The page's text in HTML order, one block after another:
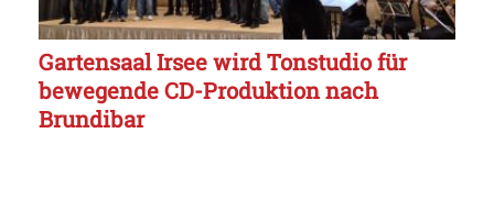
Gartensaal Irsee wird Tonstudio für
bewegende CD-Produktion nach
Brundibar